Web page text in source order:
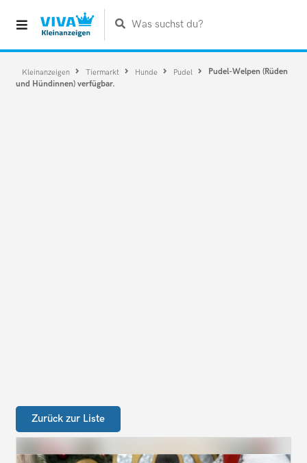
Was suchst du?
Kleinanzeigen Tiermarkt Hunde Pudel
Pudel-Welpen (Rüden
und Hündinnen) verfügbar.
Zurück zur Liste